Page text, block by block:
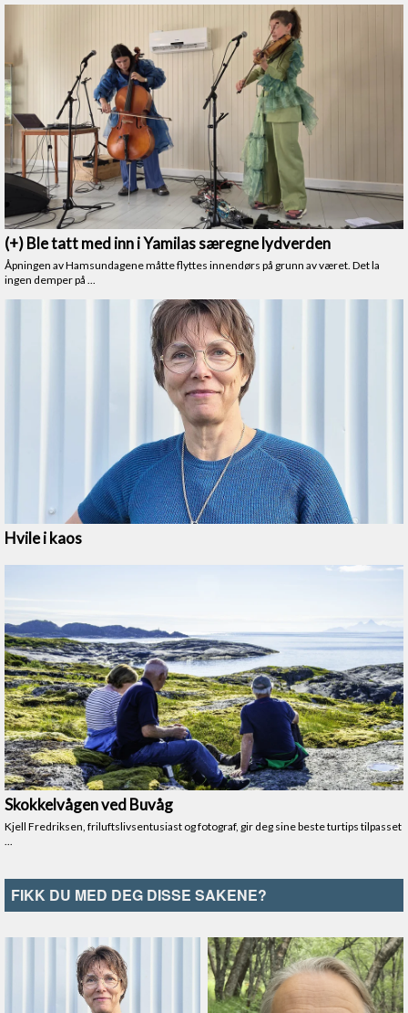
FIKK DU MED DEG DISSE SAKENE?